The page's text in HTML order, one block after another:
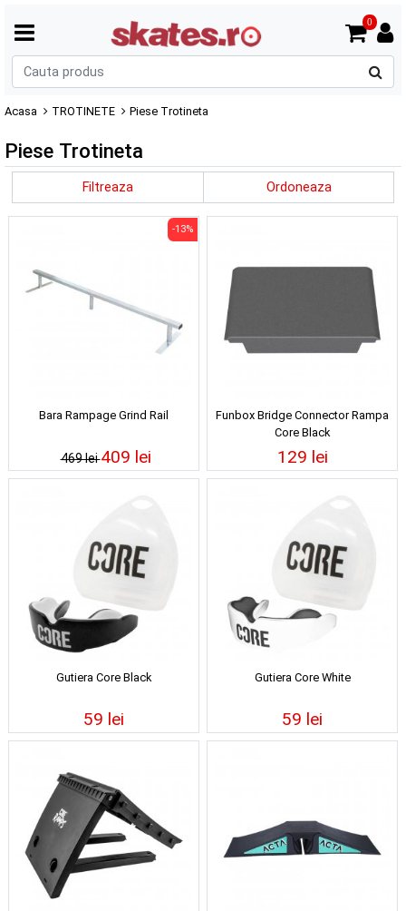
0
Acasa TROTINETE Piese Trotineta
Piese Trotineta
Filtreaza Ordoneaza
Bara Rampage Grind Rail
469 lei
-13%
409 lei
Funbox Bridge Connector Rampa
Core Black
129 lei
Gutiera Core Black
59 lei
Gutiera Core White
59 lei